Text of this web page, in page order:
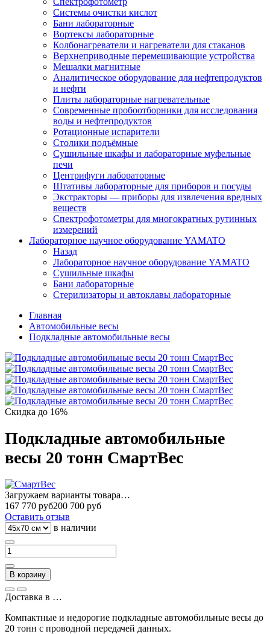
Системы очистки кислот
Бани лабораторные
Вортексы лабораторные
Колбонагреватели и нагреватели для стаканов
Верхнеприводные перемешивающие устройства
Мешалки магнитные
Аналитическое оборудование для нефтепродуктов
и нефти
Плиты лабораторные нагревательные
Современные пробоотборники для исследования
воды и нефтепродуктов
Ротационные испарители
Столики подъёмные
Сушильные шкафы и лабораторные муфельные
печи
Центрифуги лабораторные
Штативы лабораторные для приборов и посуды
Экстракторы — приборы для извлечения вредных
веществ
Спектрофотометры для многократных рутинных
измерений
Лабораторное научное оборудование YAMATO
Назад
Лабораторное научное оборудование YAMATO
Сушильные шкафы
Бани лабораторные
Стерилизаторы и автоклавы лабораторные
Главная
Автомобильные весы
Подкладные автомобильные весы
Скидка до 16%
Подкладные автомобильные
весы 20 тонн СмартВес
Загружаем варианты товара…
167 770 руб200 700 руб
Оставить отзыв
в наличии
В корзину
Доставка в …
Компактные и недорогие подкладные автомобильные весы до
20 тонн с проводной передачей данных.